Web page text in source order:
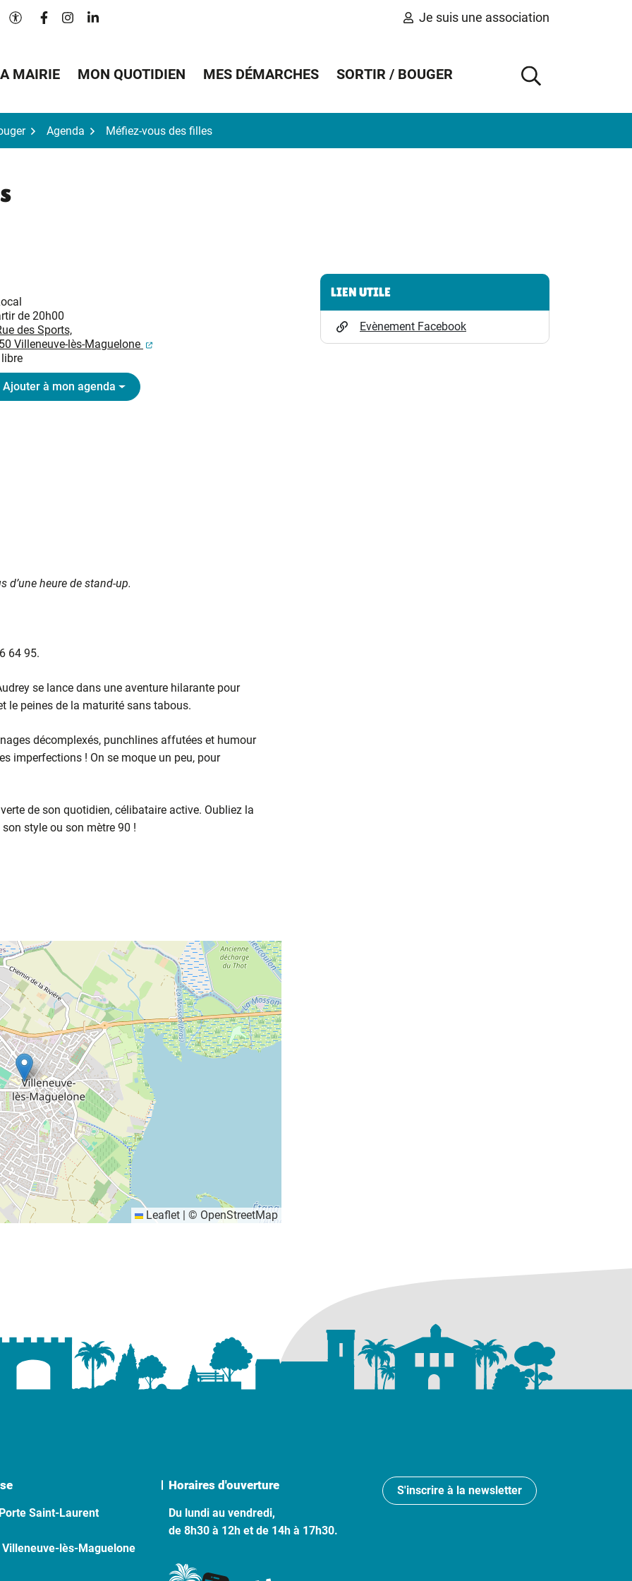
Paramètres d'accessibilité
Lien vers le compte Facebook
Lien vers le compte Instagram
Lien vers le compte Linkedin Je suis une association
MAIRIE MON QUOTIDIEN MES DÉMARCHES SORTIR / BOUGER
AFFICHER
Agenda Méfiez-vous des filles
de 20h00
des Sports,
Villeneuve-lès-Maguelone
(ouverture dans un nouvel onglet)
Ajouter à mon agenda
d’une heure de stand-up.
64 95.
se lance dans une aventure hilarante pour
le peines de la maturité sans tabous.
décomplexés, punchlines affutées et humour
imperfections ! On se moque un peu, pour
de son quotidien, célibataire active. Oubliez la
style ou son mètre 90 !
Leaflet | © OpenStreetMap
Informations complémentaires
LIEN UTILE
Evènement Facebook
Saint-Laurent
lès-Maguelone
Horaires d'ouverture
Du lundi au vendredi,
de 8h30 à 12h et de 14h à 17h30.
S'inscrire à la newsletter